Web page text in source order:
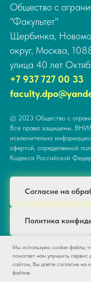
Мы используем cookie-файлы,
помогает нам улучшить сервис
сайтом, Вы даёте согласие на
файлов.
Общество с
"Факультет"
Щербинка,
округ, Москва,
улица 40 лет
+7 937 727 00 33
© 2023 Общество с
Все права защищены.
исключительно
офертой, определяемой
Кодекса Российской
Согласие на
Политика